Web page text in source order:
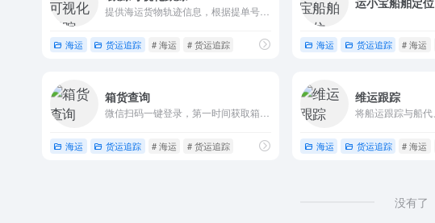
海运 货运追踪 # 海运 # 货运追踪 海运 货运追踪 # 海运
箱货查询
海运 货运追踪 # 海运 # 货运追踪
维运跟踪
海运 货运追踪 # 海运
没有了